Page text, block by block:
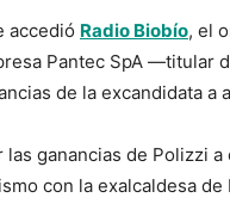
accedió Radio Biobío, el
Pantec SpA —titular
de la excandidata a
ganancias de Polizzi a
con la exalcaldesa de